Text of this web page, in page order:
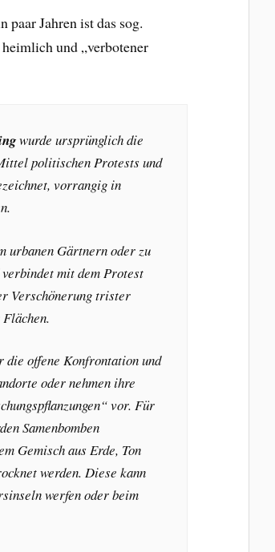
paar Jahren ist das sog.
und „verbotener
wurde ursprünglich die
politischen Protests und
vorrangig in
Gärtnern oder zu
mit dem Protest
Verschönerung trister
offene Konfrontation und
oder nehmen ihre
vor. Für
Samenbomben
Gemisch aus Erde, Ton
werden. Diese kann
werfen oder beim